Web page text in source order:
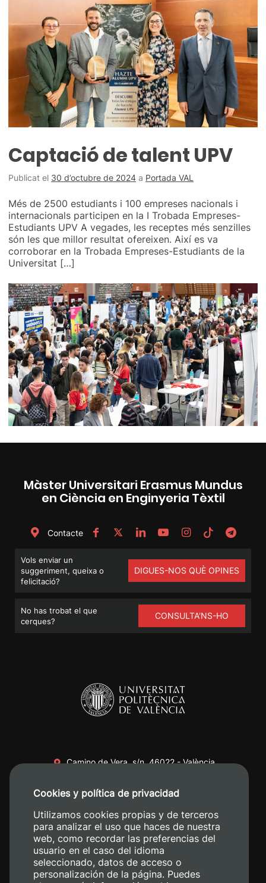
Captació de talent UPV
Publicat el 30 d’octubre de 2024 a Portada VAL
Més de 2500 estudiants i 100 empreses nacionals i
internacionals participen en la I Trobada Empreses-
Estudiants UPV A vegades, les receptes més senzilles
són les que millor resultat ofereixen. Així es va
corroborar en la Trobada Empreses-Estudiants de la
Universitat […]
Màster Universitari Erasmus Mundus
en Ciència en Enginyeria Tèxtil
Contacte
Vols enviar un
suggeriment, queixa o
felicitació?
DIGUES-NOS QUÈ OPINES
No has trobat el que
cerques?
CONSULTA'NS-HO
Camino de Vera, s/n. 46022 - València
+34 620 04 00 50
Cookies y política de privacidad
Utilizamos cookies propias y de terceros
para analizar el uso que haces de nuestra
web, como recordar las preferencias del
usuario en el caso del idioma
seleccionado, datos de acceso o
personalización de la página. Puedes